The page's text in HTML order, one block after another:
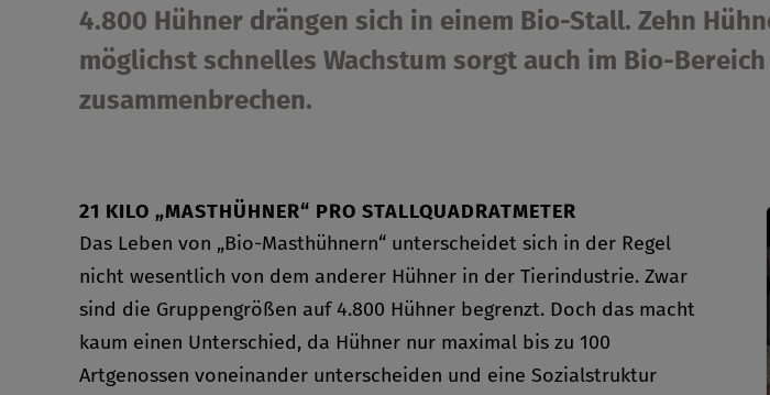
4.800 Hühner drängen sich in einem Bio-Stall. Zehn
möglichst schnelles Wachstum sorgt auch im Bio-
zusammenbrechen.
21 KILO „MASTHÜHNER“ PRO STALLQUADRATMETER
Das Leben von „Bio-Masthühnern“ unterscheidet sich in der Regel
nicht wesentlich von dem anderer Hühner in der Tierindustrie. Zwar
sind die Gruppengrößen auf 4.800 Hühner begrenzt. Doch das macht
kaum einen Unterschied, da Hühner nur maximal bis zu 100
Artgenossen voneinander unterscheiden und eine Sozialstruktur